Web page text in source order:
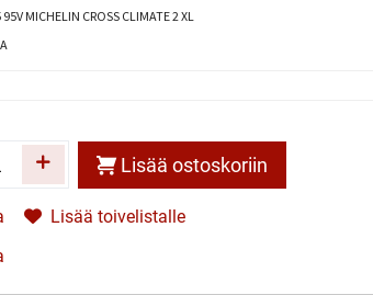
MICHELIN CROSS CLIMATE 2 XL
Lisää ostoskoriin
Lisää toivelistalle